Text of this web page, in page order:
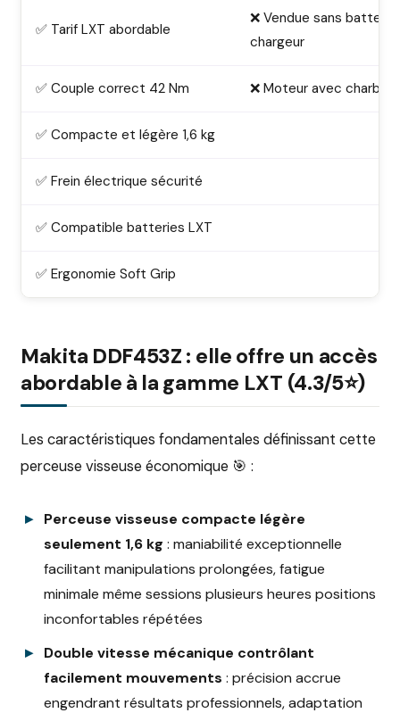
✅ Tarif LXT abordable
❌ Vendue sans batterie
chargeur
✅ Couple correct 42 Nm ❌ Moteur avec
✅ Compacte et légère 1,6 kg
✅ Frein électrique sécurité
✅ Compatible batteries LXT
✅ Ergonomie Soft Grip
Makita DDF453Z : elle offre un accès
abordable à la gamme LXT (4.3/5⭐)
Les caractéristiques fondamentales définissant cette
perceuse visseuse économique 🎯 :
Perceuse visseuse compacte légère
seulement 1,6 kg : maniabilité exceptionnelle
facilitant manipulations prolongées, fatigue
minimale même sessions plusieurs heures positions
inconfortables répétées
Double vitesse mécanique contrôlant
facilement mouvements : précision accrue
engendrant résultats professionnels, adaptation